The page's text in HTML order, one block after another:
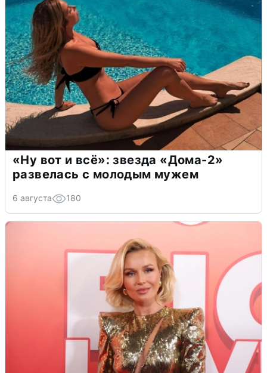
«Ну вот и всё»: звезда «Дома-2»
развелась с молодым мужем
6 августа 180